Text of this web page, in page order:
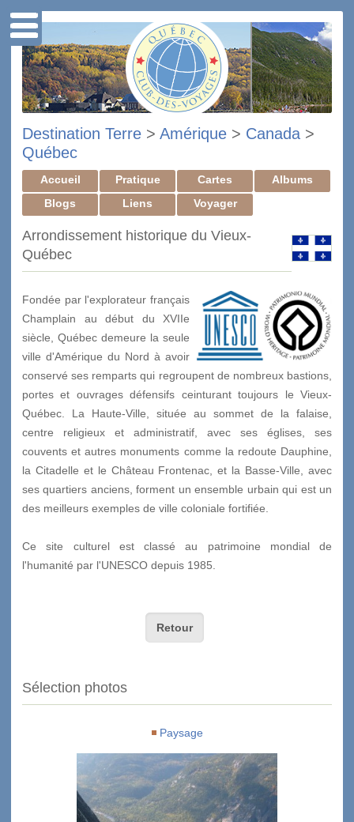
Destination Terre > Amérique > Canada >
Québec
Accueil Pratique Cartes
Albums
Blogs
Liens Voyager
Arrondissement historique du Vieux-
Québec
Fondée par l'explorateur français
Champlain au début du XVIIe
siècle, Québec demeure la seule
ville d'Amérique du Nord à avoir
conservé ses remparts qui regroupent de nombreux bastions,
portes et ouvrages défensifs ceinturant toujours le Vieux-
Québec. La Haute-Ville, située au sommet de la falaise,
centre religieux et administratif, avec ses églises, ses
couvents et autres monuments comme la redoute Dauphine,
la Citadelle et le Château Frontenac, et la Basse-Ville, avec
ses quartiers anciens, forment un ensemble urbain qui est un
des meilleurs exemples de ville coloniale fortifiée.
Ce site culturel est classé au patrimoine mondial de
l'humanité par l'UNESCO depuis 1985.
Retour
Sélection photos
Paysage